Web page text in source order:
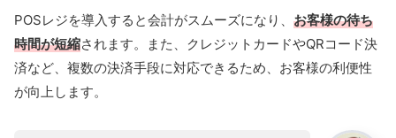
POSレジを導入すると会計がスムーズになり、 お客様の待ち
時間が短縮されます。また、クレジットカードやQRコード決
済など、複数の決済手段に対応できるため、お客様の利便性
が向上します。